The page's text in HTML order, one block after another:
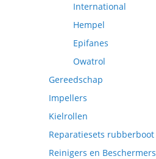
International
Hempel
Epifanes
Owatrol
Gereedschap
Impellers
Kielrollen
Reparatiesets rubberboot
Reinigers en Beschermers